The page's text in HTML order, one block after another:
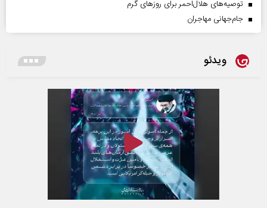
توصیه‌های هلال‌احمر برای روز‌های گرم
جام‌جهانی مهاجران
ویدئو